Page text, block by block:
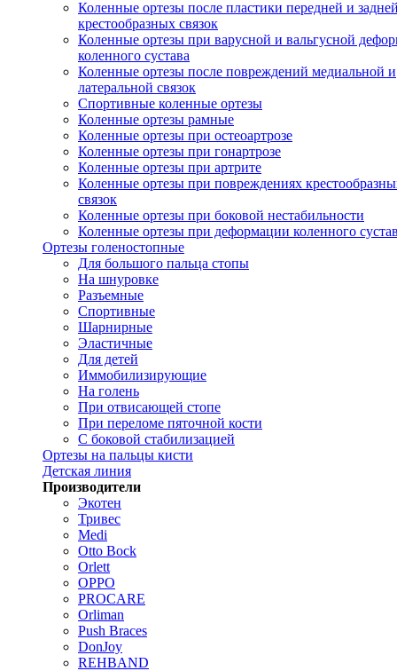
Коленные ортезы после пластики передней и
крестообразных связок
Коленные ортезы при варусной и вальгусной
коленного сустава
Коленные ортезы после повреждений медиальной и
латеральной связок
Спортивные коленные ортезы
Коленные ортезы рамные
Коленные ортезы при остеоартрозе
Коленные ортезы при гонартрозе
Коленные ортезы при артрите
Коленные ортезы при повреждениях
связок
Коленные ортезы при боковой нестабильности
Коленные ортезы при деформации коленного
Ортезы голеностопные
Для большого пальца стопы
На шнуровке
Разъемные
Спортивные
Шарнирные
Эластичные
Для детей
Иммобилизирующие
На голень
При отвисающей стопе
При переломе пяточной кости
С боковой стабилизацией
Ортезы на пальцы кисти
Детская линия
Производители
Экотен
Тривес
Medi
Otto Bock
Orlett
OPPO
PROCARE
Orliman
Push Braces
DonJoy
REHBAND